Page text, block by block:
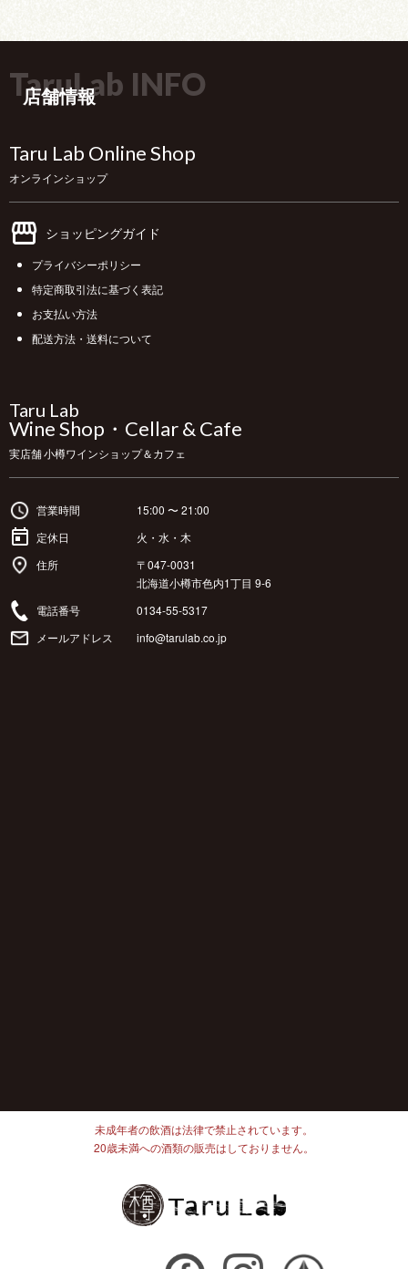
TaruLab INFO
店舗情報
Taru Lab Online Shop
オンラインショップ
ショッピングガイド
プライバシーポリシー
特定商取引法に基づく表記
お支払い方法
配送方法・送料について
Taru Lab
Wine Shop・Cellar & Cafe
実店舗 小樽ワインショップ＆カフェ
営業時間
15:00 〜 21:00
定休日
火・水・木
住所
〒047-0031
北海道小樽市色内1丁目 9-6
電話番号
0134-55-5317
メールアドレス
info@tarulab.co.jp
未成年者の飲酒は法律で禁止されています。
20歳未満への酒類の販売はしておりません。